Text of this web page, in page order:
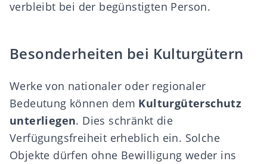
verbleibt bei der begünstigten Person.
Besonderheiten bei Kulturgütern
Werke von nationaler oder regionaler
Bedeutung können dem Kulturgüterschutz
unterliegen. Dies schränkt die
Verfügungsfreiheit erheblich ein. Solche
Objekte dürfen ohne Bewilligung weder ins